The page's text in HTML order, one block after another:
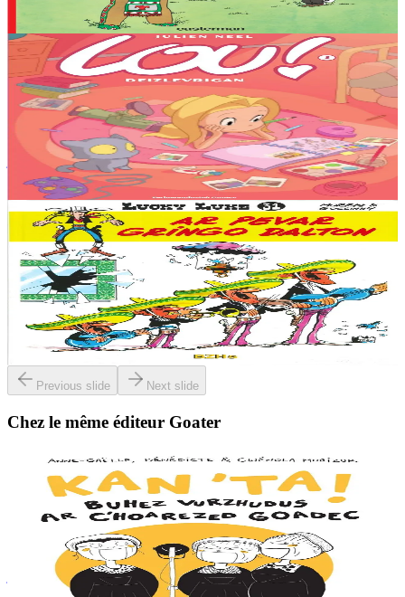
En stock
11,50 €
8 ans et plus
Goater
Lou ! Journal infime
La traduction du premier tome de la série de Julien Neel, Lou ! en
breton est un événement. Cette série moderne qui met en scène une
jeune fille qui vit seule...
En stock12,00 €
6 ans et plus
Bannoù-heol
Tortillas pour les Dalton
Le pénitencier où sont enfermés les Dalton est plein. Ils vont être
transférés dans une autre prison, près de la frontière mexicaine, mais
la diligence dans...
En stock10,00 €
Previous slide Next slide
Chez le même éditeur Goater
7 ans et plus
Chante ! L'incroyable histoire des sœurs Goadec
Connais-tu les Sœurs Goadec ? Elles ont grandi dans la campagne
bretonne et ont conquis le monde avec leurs chants. De Treffrin
jusqu'à Paris, elles sont...